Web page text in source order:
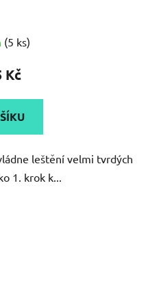
produktu
(5 ks)
Kč
leštění velmi tvrdých
1. krok k...